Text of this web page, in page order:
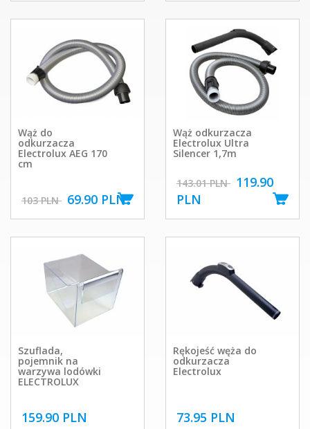
Wąż do
odkurzacza
Electrolux AEG 170
cm
103 PLN 69.90 PLN
Wąż odkurzacza
Electrolux Ultra
Silencer 1,7m
143.01 PLN 119.90
PLN
Szuflada,
pojemnik na
warzywa lodówki
ELECTROLUX
159.90 PLN
Rękojeść węża do
odkurzacza
Electrolux
73.95 PLN